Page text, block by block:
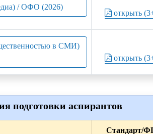
/ ОФО (2026)
открыть
в СМИ)
открыть
подготовки аспирантов
Стандарт/